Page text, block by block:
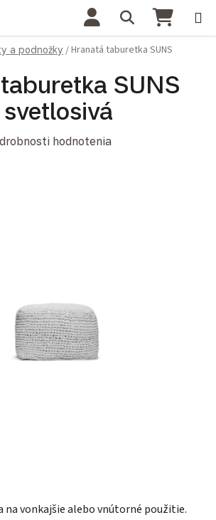
Hľadať
a podnožky /Hranatá taburetka SUNS
vonkajšie alebo vnútorné použitie.
SUNS
svetlosivá
produktu je 0,0 z 5 hviezdičiek.
hodnotenia